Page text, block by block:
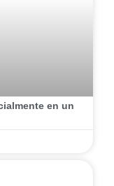
en un